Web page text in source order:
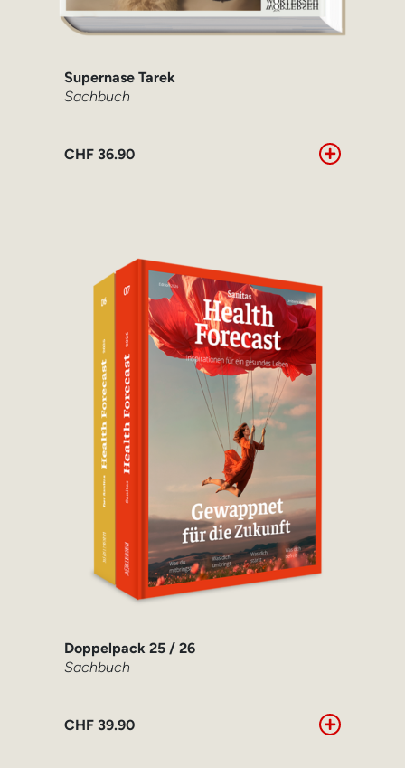
Supernase Tarek
Sachbuch
CHF36.90
Doppelpack 25 / 26
Sachbuch
CHF39.90